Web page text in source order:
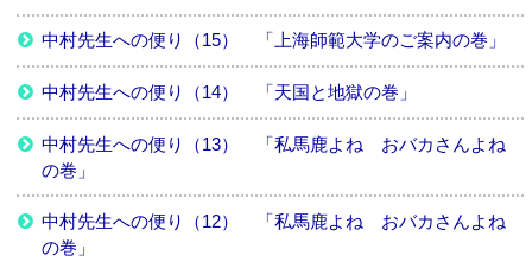
中村先生への便り（15） 「上海師範大学のご案内の巻」
中村先生への便り（14） 「天国と地獄の巻」
中村先生への便り（13） 「私馬鹿よね おバカさんよね
の巻」
中村先生への便り（12） 「私馬鹿よね おバカさんよね
の巻」